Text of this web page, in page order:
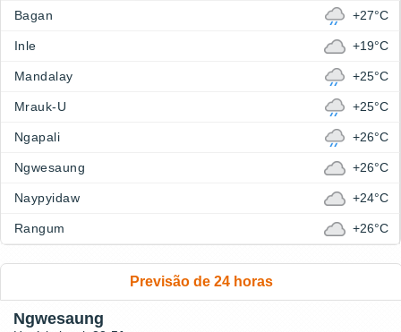
Bagan +27°C
Inle +19°C
Mandalay +25°C
Mrauk-U +25°C
Ngapali +26°C
Ngwesaung +26°C
Naypyidaw +24°C
Rangum +26°C
Previsão de 24 horas
Ngwesaung